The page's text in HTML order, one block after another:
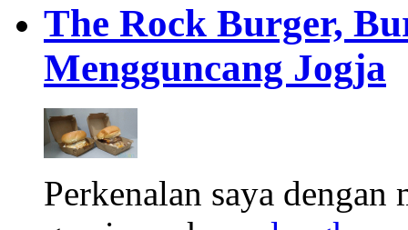
The Rock Burger,
Mengguncang Jogja
Perkenalan saya